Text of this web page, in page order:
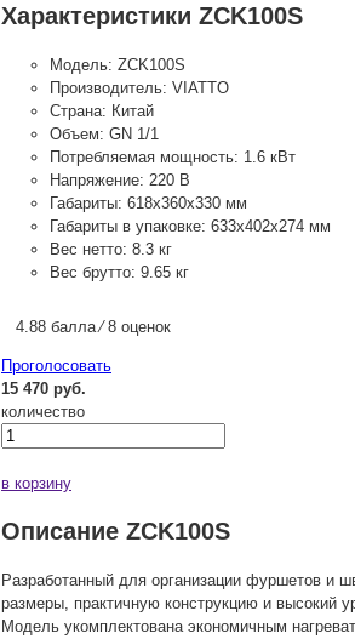
Характеристики ZCK100S
Модель: ZCK100S
Производитель: VIATTO
Страна: Китай
Объем: GN 1/1
Потребляемая мощность: 1.6 кВт
Напряжение: 220 В
Габариты: 618x360x330 мм
Габариты в упаковке: 633х402х274 мм
Вес нетто: 8.3 кг
Вес брутто: 9.65 кг
4.88 балла ⁄ 8 оценок
Проголосовать
15 470 руб.
количество
в корзину
Описание ZCK100S
Разработанный для организации фуршетов и
размеры, практичную конструкцию и высокий
Модель укомплектована экономичным